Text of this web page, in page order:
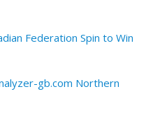
Federation Spin to Win
gb.com Northern